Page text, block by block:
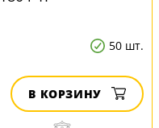
50 шт.
В КОРЗИНУ